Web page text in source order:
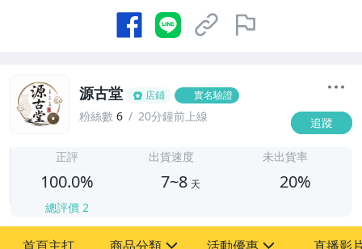
源古堂 店鋪 實名驗證
粉絲數 6 20分鐘前上線 追蹤
正評
100.0%
總評價 2
出貨速度
7~8 天
未出貨率
20%